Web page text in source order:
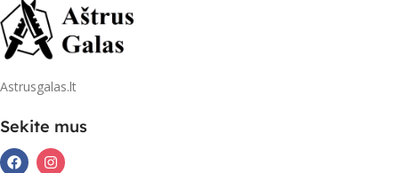
Astrusgalas.lt
Sekite mus